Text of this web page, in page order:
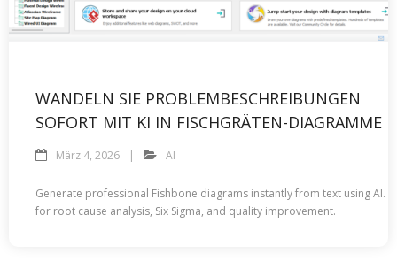
WANDELN SIE PROBLEMBESCHREIBUNGEN
SOFORT MIT KI IN FISCHGRÄTEN-DIAGRAMME
März 4, 2026 AI
Generate professional Fishbone diagrams instantly from text using AI.
for root cause analysis, Six Sigma, and quality improvement.